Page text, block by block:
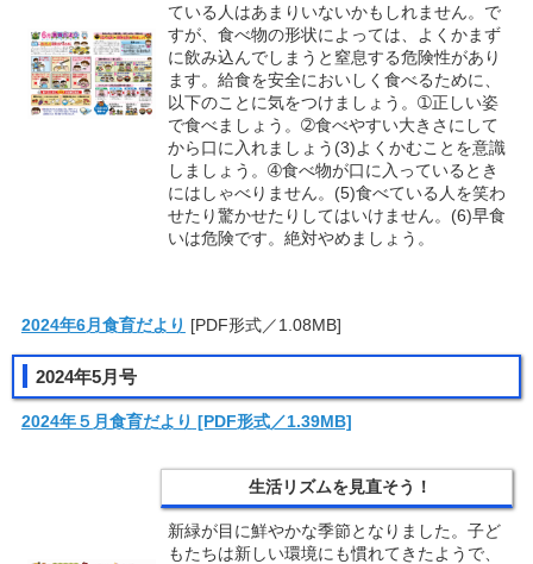
ている人はあまりいないかもしれません。で
すが、食べ物の形状によっては、よくかまず
に飲み込んでしまうと窒息する危険性があり
ます。給食を安全においしく食べるために、
以下のことに気をつけましょう。➀正しい姿
で食べましょう。➁食べやすい大きさにして
から口に入れましょう(3)よくかむことを意識
しましょう。➃食べ物が口に入っているとき
にはしゃべりません。(5)食べている人を笑わ
せたり驚かせたりしてはいけません。(6)早食
いは危険です。絶対やめましょう。
2024年6月食育だより [PDF形式／1.08MB]
2024年5月号
2024年５ 月食育だより [PDF形式／1.39MB]
生活リズムを見直そう！
新緑が目に鮮やかな季節となりました。子ど
もたちは新しい環境にも慣れてきたようで、